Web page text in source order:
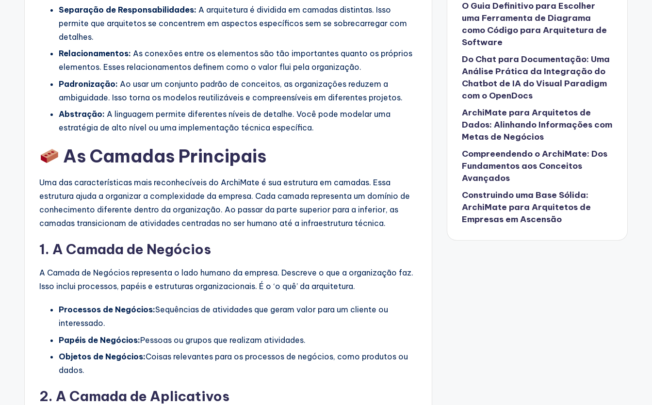
Separação de Responsabilidades: A arquitetura é dividida em camadas distintas. Isso
permite que arquitetos se concentrem em aspectos específicos sem se sobrecarregar com
detalhes.
Relacionamentos: As conexões entre os elementos são tão importantes quanto os próprios
elementos. Esses relacionamentos definem como o valor flui pela organização.
Padronização: Ao usar um conjunto padrão de conceitos, as organizações reduzem a
ambiguidade. Isso torna os modelos reutilizáveis e compreensíveis em diferentes projetos.
Abstração: A linguagem permite diferentes níveis de detalhe. Você pode modelar uma
estratégia de alto nível ou uma implementação técnica específica.
As Camadas Principais
Uma das características mais reconhecíveis do ArchiMate é sua estrutura em camadas. Essa
estrutura ajuda a organizar a complexidade da empresa. Cada camada representa um domínio de
conhecimento diferente dentro da organização. Ao passar da parte superior para a inferior, as
camadas transicionam de atividades centradas no ser humano até a infraestrutura técnica.
1. A Camada de Negócios
A Camada de Negócios representa o lado humano da empresa. Descreve o que a organização faz.
Isso inclui processos, papéis e estruturas organizacionais. É o ‘o quê’ da arquitetura.
Processos de Negócios:Sequências de atividades que geram valor para um cliente ou
interessado.
Papéis de Negócios:Pessoas ou grupos que realizam atividades.
Objetos de Negócios:Coisas relevantes para os processos de negócios, como produtos ou
dados.
2. A Camada de Aplicativos
O Guia Definitivo para Escolher
uma Ferramenta de Diagrama
como Código para Arquitetura de
Software
Do Chat para Documentação: Uma
Análise Prática da Integração do
Chatbot de IA do Visual Paradigm
com o OpenDocs
ArchiMate para Arquitetos de
Dados: Alinhando Informações com
Metas de Negócios
Compreendendo o ArchiMate: Dos
Fundamentos aos Conceitos
Avançados
Construindo uma Base Sólida:
ArchiMate para Arquitetos de
Empresas em Ascensão